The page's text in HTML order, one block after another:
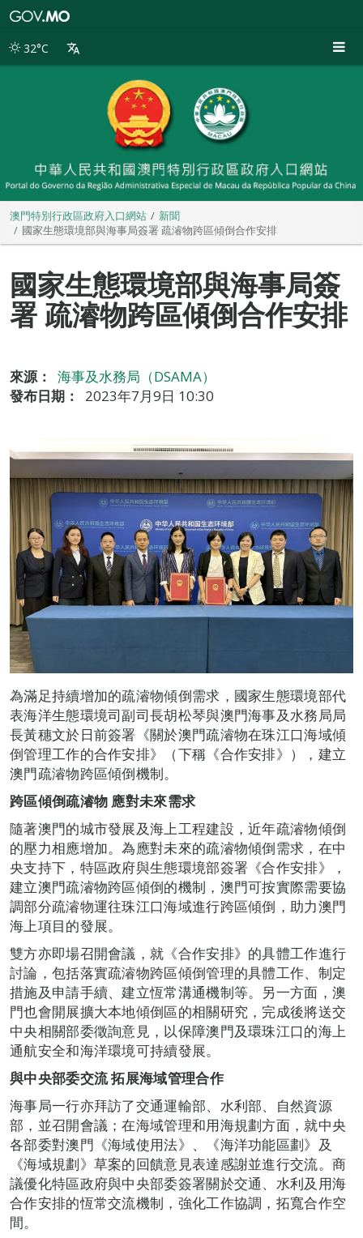
別
32°C
澳門特別行政區政府入口網站
新聞
國家生態環境部與海事局簽署 疏濬物跨區傾倒合作安排
國家生態環境部與海事局簽
署 疏濬物跨區傾倒合作安排
來源：
海事及水務局（DSAMA）
發布日期：
2023年7月9日 10:30
為滿足持續增加的疏濬物傾倒需求，國家生態環境部代
表海洋生態環境司副司長胡松琴與澳門海事及水務局局
長黃穗文於日前簽署《關於澳門疏濬物在珠江口海域傾
倒管理工作的合作安排》（下稱《合作安排》），建立
澳門疏濬物跨區傾倒機制。
跨區傾倒疏濬物 應對未來需求
隨著澳門的城市發展及海上工程建設，近年疏濬物傾倒
的壓力相應增加。為應對未來的疏濬物傾倒需求，在中
央支持下，特區政府與生態環境部簽署《合作安排》，
建立澳門疏濬物跨區傾倒的機制，澳門可按實際需要協
調部分疏濬物運往珠江口海域進行跨區傾倒，助力澳門
海上項目的發展。
雙方亦即場召開會議，就《合作安排》的具體工作進行
討論，包括落實疏濬物跨區傾倒管理的具體工作、制定
措施及申請手續、建立恆常溝通機制等。另一方面，澳
門也會開展擴大本地傾倒區的相關研究，完成後將送交
中央相關部委徵詢意見，以保障澳門及環珠江口的海上
通航安全和海洋環境可持續發展。
與中央部委交流 拓展海域管理合作
海事局一行亦拜訪了交通運輸部、水利部、自然資源
部，並召開會議；在海域管理和用海規劃方面，就中央
各部委對澳門《海域使用法》、《海洋功能區劃》及
《海域規劃》草案的回饋意見表達感謝並進行交流。商
議優化特區政府與中央部委簽署關於交通、水利及用海
合作安排的恆常交流機制，強化工作協調，拓寬合作空
間。